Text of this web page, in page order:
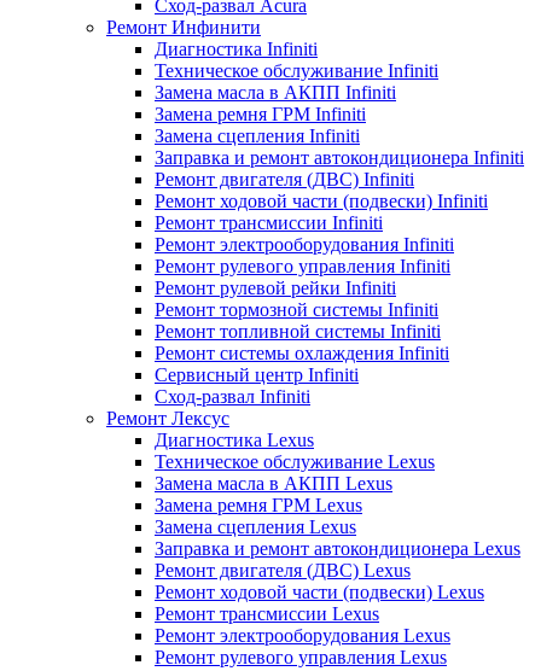
Сход-развал Acura
Ремонт Инфинити
Диагностика Infiniti
Техническое обслуживание Infiniti
Замена масла в АКПП Infiniti
Замена ремня ГРМ Infiniti
Замена сцепления Infiniti
Заправка и ремонт автокондиционера Infiniti
Ремонт двигателя (ДВС) Infiniti
Ремонт ходовой части (подвески) Infiniti
Ремонт трансмиссии Infiniti
Ремонт электрооборудования Infiniti
Ремонт рулевого управления Infiniti
Ремонт рулевой рейки Infiniti
Ремонт тормозной системы Infiniti
Ремонт топливной системы Infiniti
Ремонт системы охлаждения Infiniti
Сервисный центр Infiniti
Сход-развал Infiniti
Ремонт Лексус
Диагностика Lexus
Техническое обслуживание Lexus
Замена масла в АКПП Lexus
Замена ремня ГРМ Lexus
Замена сцепления Lexus
Заправка и ремонт автокондиционера Lexus
Ремонт двигателя (ДВС) Lexus
Ремонт ходовой части (подвески) Lexus
Ремонт трансмиссии Lexus
Ремонт электрооборудования Lexus
Ремонт рулевого управления Lexus